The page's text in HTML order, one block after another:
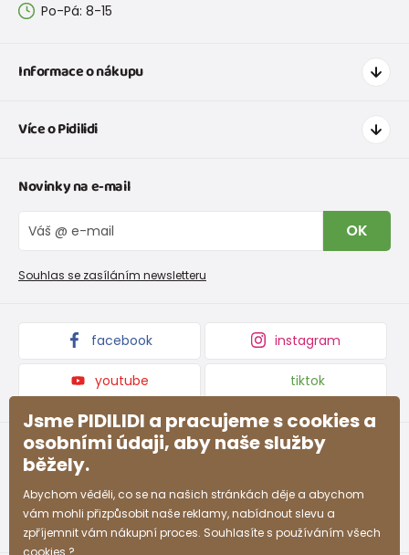
Po-Pá: 8-15
Informace o nákupu
Doprava a platba
Tabulka velikostí obuvi
Vrácení zboží a reklamace
Reklamační řád
Nevyzvednutá objednávka na dobírku
Více o Pidilidi
O nás
Blog
Velkoobchod PiDiLiDi
Affiliate program
Kolekce zboží
Novinky na e-mail
OK
Souhlas se zasíláním newsletteru
facebook instagram
youtube tiktok
Jsme PIDILIDI a pracujeme s cookies a
osobními údaji, aby naše služby
běžely.
Abychom věděli, co se na našich stránkách děje a abychom
vám mohli přizpůsobit naše reklamy, nabídnout slevu a
zpříjemnit vám nákupní proces. Souhlasíte s používáním všech
cookies ?